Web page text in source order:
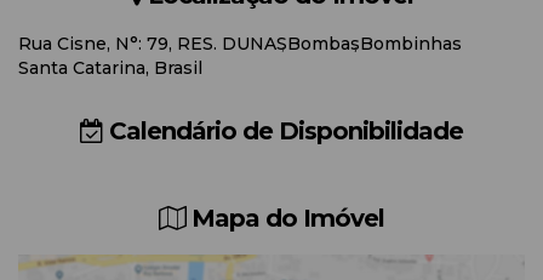
Rua Cisne, N°: 79, RES. DUNASBombasBombinhas
Santa Catarina, Brasil
Calendário de Disponibilidade
Mapa do Imóvel